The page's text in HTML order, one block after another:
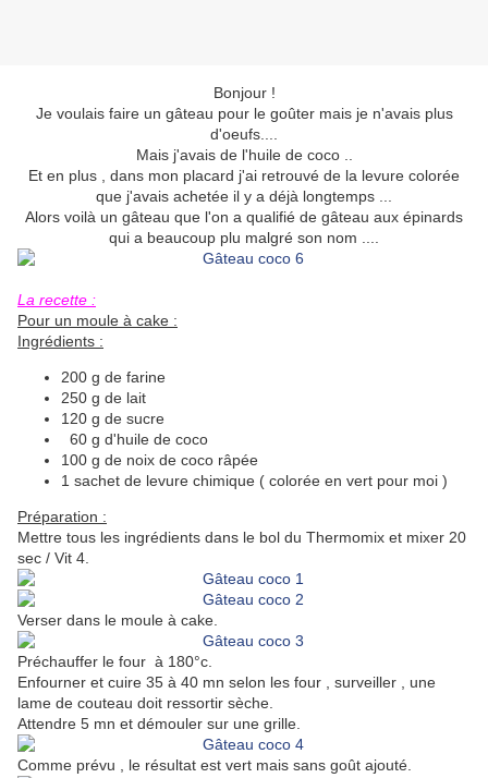
Bonjour !
Je voulais faire un gâteau pour le goûter mais je n'avais plus
d'oeufs....
Mais j'avais de l'huile de coco ..
Et en plus , dans mon placard j'ai retrouvé de la levure colorée
que j'avais achetée il y a déjà longtemps ...
Alors voilà un gâteau que l'on a qualifié de gâteau aux épinards
qui a beaucoup plu malgré son nom ....
La recette :
Pour un moule à cake :
Ingrédients :
200 g de farine
250 g de lait
120 g de sucre
60 g d'huile de coco
100 g de noix de coco râpée
1 sachet de levure chimique ( colorée en vert pour moi )
Préparation :
Mettre tous les ingrédients dans le bol du Thermomix et mixer 20
sec / Vit 4.
Verser dans le moule à cake.
Préchauffer le four à 180°c.
Enfourner et cuire 35 à 40 mn selon les four , surveiller , une
lame de couteau doit ressortir sèche.
Attendre 5 mn et démouler sur une grille.
Comme prévu , le résultat est vert mais sans goût ajouté.